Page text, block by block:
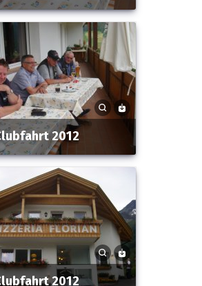
Clubfahrt 2012
Clubfahrt 2012